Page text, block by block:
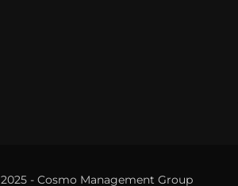
- Cosmo Management Group